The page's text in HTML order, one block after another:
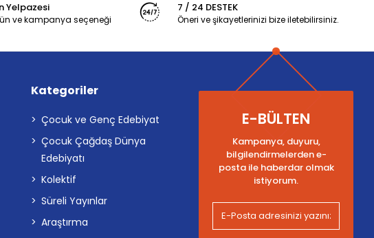
Yelpazesi
ve kampanya seçeneği
7 / 24 DESTEK
Öneri ve şikayetlerinizi bize iletebilirsiniz.
Kategoriler
Çocuk ve Genç Edebiyat
Çocuk Çağdaş Dünya
Edebiyatı
Kolektif
Süreli Yayınlar
Araştırma
E-BÜLTEN
Kampanya, duyuru,
bilgilendirmelerden e-
posta ile haberdar olmak
istiyorum.